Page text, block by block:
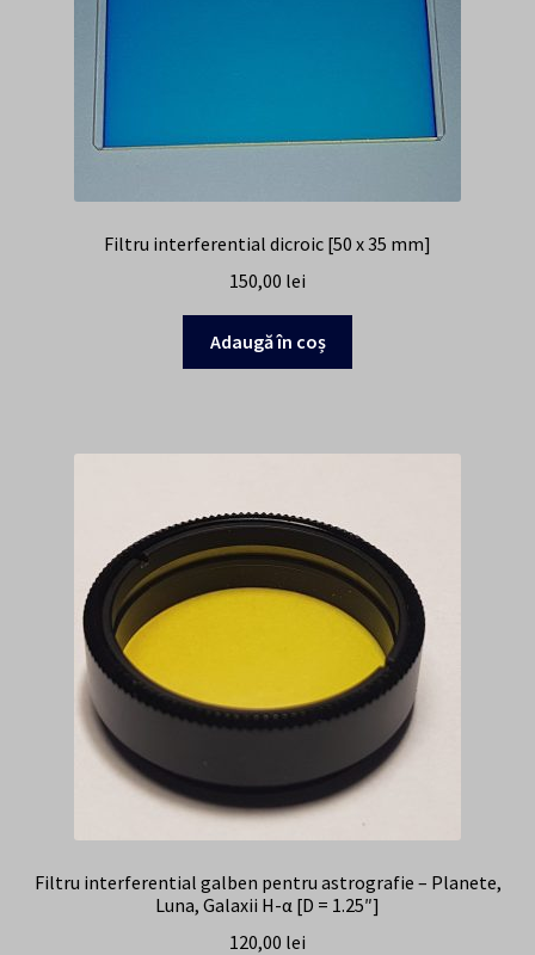
Filtru interferential dicroic [50 x 35 mm]
150,00 lei
Adaugă în coș
Filtru interferential galben pentru astrografie – Planete,
Luna, Galaxii H-α [D = 1.25″]
120,00 lei